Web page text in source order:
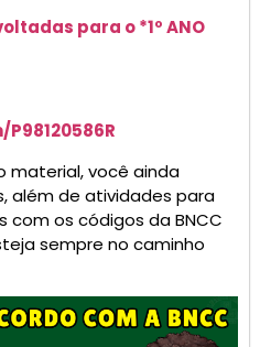
para o *1º ANO
P98120586R
material, você ainda
além de atividades para
com os códigos da BNCC
sempre no caminho